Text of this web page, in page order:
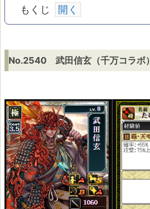
もくじ
N
o.
5
4
0
武
田
No.2540 武田信玄（千万コラボ）